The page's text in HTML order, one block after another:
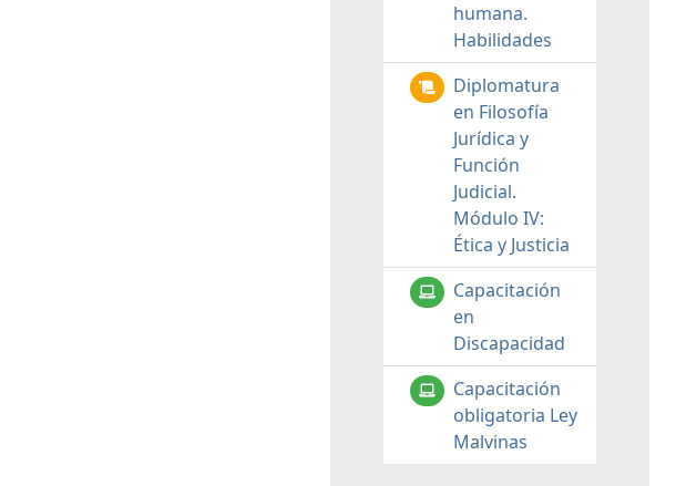
humana.
Habilidades
Diplomatura
en Filosofía
Jurídica y
Función
Judicial.
Módulo IV:
Ética y Justicia
Capacitación
en
Discapacidad
Capacitación
obligatoria Ley
Malvinas